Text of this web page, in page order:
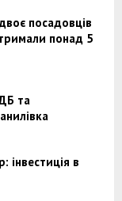
посадовців
понад 5
та
інвестиція в